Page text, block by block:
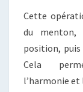
Cette
du menton,
position, puis
Cela
l’harmonie et